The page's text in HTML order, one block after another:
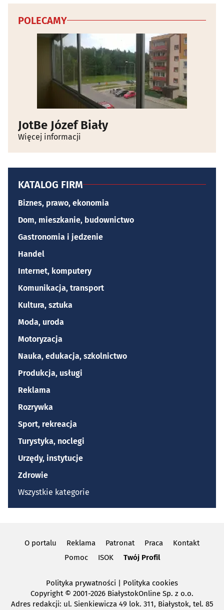
POLECAMY
JotBe Józef Biały
Więcej informacji
KATALOG FIRM
Biznes, prawo, ekonomia
Dom, mieszkanie, budownictwo
Gastronomia i jedzenie
Handel
Internet, komputery
Komunikacja, transport
Kultura, sztuka
Moda, uroda
Motoryzacja
Nauka, edukacja, szkolnictwo
Produkcja, usługi
Reklama
Rozrywka
Sport, rekreacja
Turystyka, noclegi
Urzędy, instytucje
Zdrowie
Wszystkie kategorie
O portalu Reklama Patronat Praca
Kontakt
Pomoc
ISOK Twój Profil
Polityka prywatności | Polityka cookies
Copyright © 2001-2026 BiałystokOnline Sp. z o.o.
Adres redakcji: ul. Sienkiewicza 49 lok. 311, Białystok, tel. 85